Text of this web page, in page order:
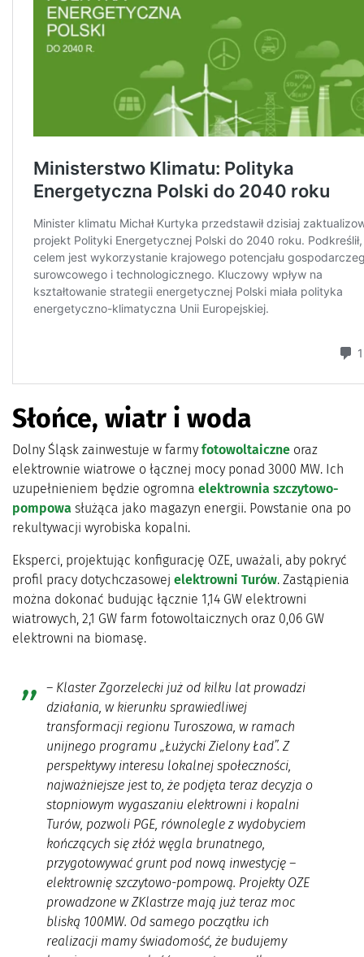
Słońce, wiatr i woda
Dolny Śląsk zainwestuje w farmy fotowoltaiczne oraz
elektrownie wiatrowe o łącznej mocy ponad 3000 MW. Ich
uzupełnieniem będzie ogromna elektrownia szczytowo-
pompowa służąca jako magazyn energii. Powstanie ona po
rekultywacji wyrobiska kopalni.
Eksperci, projektując konfigurację OZE, uważali, aby pokryć
profil pracy dotychczasowej elektrowni Turów. Zastąpienia
można dokonać budując łącznie 1,14 GW elektrowni
wiatrowych, 2,1 GW farm fotowoltaicznych oraz 0,06 GW
elektrowni na biomasę.
– Klaster Zgorzelecki już od kilku lat prowadzi
działania, w kierunku sprawiedliwej
transformacji regionu Turoszowa, w ramach
unijnego programu „Łużycki Zielony Ład”. Z
perspektywy interesu lokalnej społeczności,
najważniejsze jest to, że podjęta teraz decyzja o
stopniowym wygaszaniu elektrowni i kopalni
Turów, pozwoli PGE, równolegle z wydobyciem
kończących się złóż węgla brunatnego,
przygotowywać grunt pod nową inwestycję –
elektrownię szczytowo-pompową. Projekty OZE
prowadzone w ZKlastrze mają już teraz moc
bliską 100MW. Od samego początku ich
realizacji mamy świadomość, że budujemy